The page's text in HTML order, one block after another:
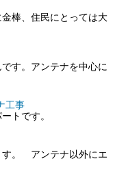
棒、住民にとっては大
す。アンテナを中心に
工事
トです。
す。 アンテナ以外にエ